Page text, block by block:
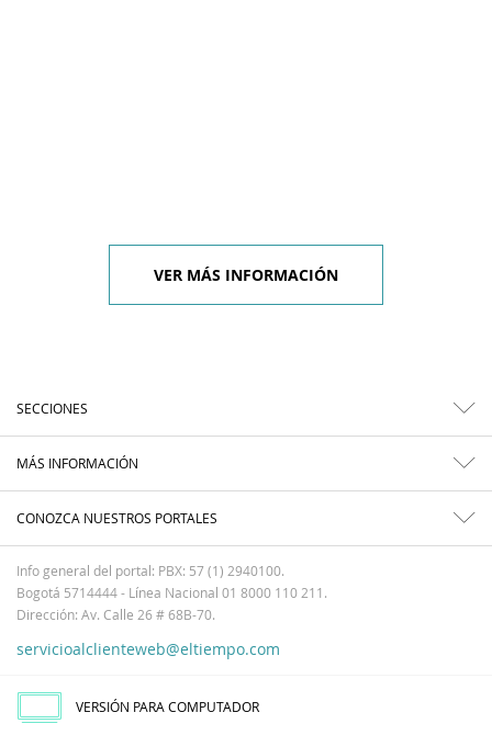
VER MÁS INFORMACIÓN
SECCIONES
MÁS INFORMACIÓN
CONOZCA NUESTROS PORTALES
Info general del portal: PBX: 57 (1) 2940100.
Bogotá 5714444 - Línea Nacional 01 8000 110 211.
Dirección: Av. Calle 26 # 68B-70.
servicioalclienteweb@eltiempo.com
VERSIÓN PARA COMPUTADOR